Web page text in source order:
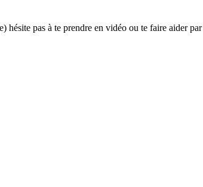
pas à te prendre en vidéo ou te faire aider